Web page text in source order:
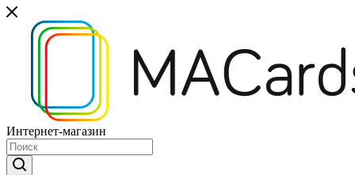
Интернет-магазин